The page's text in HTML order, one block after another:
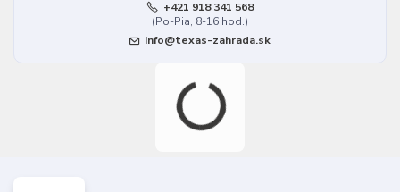
+421 918 341 568
(Po-Pia, 8-16 hod.)
info@texas-zahrada.sk